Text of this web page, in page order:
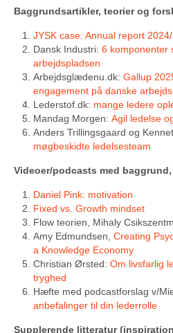
Baggrundsartikler, teorier og
JYSK case: Annual report
Dansk Industri: 6 komponenter
arbejdspladsen
Arbejdsglædenu.dk: Gallup
engagement på danske
Lederstof.dk: mange ledere
Mandag Morgen: Agil ledelse
Anders Trillingsgaard og
møgbeskidte ledelsesteam
Videoer/podcasts med
Daniel Pink: motivation
Fixed vs. Growth mindset
Flow teorien, Mihaly
Amy Edmundsen, Creating
a Knowledge Economy
Christian Ørsted: Om livsfarlig
tryghed
Hæfte med podcastforslag v/
anbefalinger til din lederrolle
Supplerende litteratur